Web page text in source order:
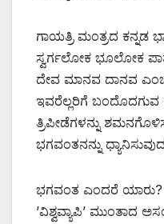
ಗಾಯತ್ರಿ ಮಂತ್ರದ ಕನ್ನಡ
ಸ್ವರ್ಗಲೋಕ ಭೂಲೋಕ
ದೇವ ಮಾನವ ದಾನವ ಎಂಬ
ಇವರೆಲ್ಲರಿಗೆ ಬಂದೊದಗುವ
ತ್ರಿಪೀಡೆಗಳನ್ನು
ಭಗವಂತನನ್ನು
ಭಗವಂತ ಎಂದರೆ ಯಾರು?
’ವಿಶ್ವವ್ಯಾಪಿ’ ಮುಂತಾದ